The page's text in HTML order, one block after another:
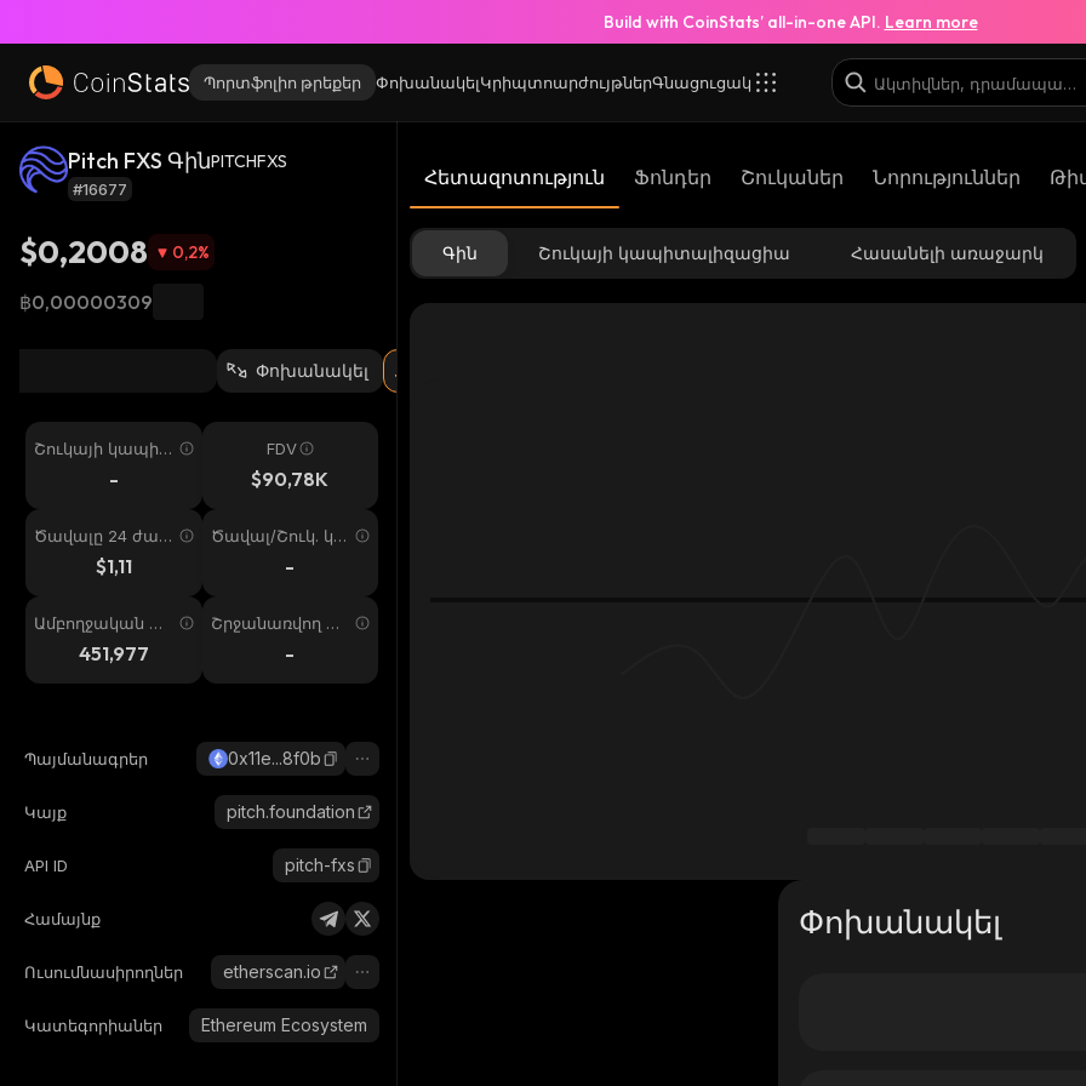
Build with CoinStats’ all-in-one API. Learn more
Պորտֆոլիո թրեքեր ՓոխանակելԿրիպտոարժույթներԳնացուցակ
Pitch FXS ԳինPITCHFXS
#16677
$0,2008 0,2%
฿0,00000309
Փոխանակել
Շուկայի կապիտ
-
FDV
$90,78K
Ծավալը 24 ժամ
$1,11
Ծավալ/Շուկ. կա
-
Ամբողջական առ
աջարկ451,977
Շրջանառվող առ
-
Պայմանագրեր 0x11e...8f0b
Կայք pitch.foundation
API ID pitch-fxs
Համայնք
Ուսումնասիրողներ etherscan.io
Կատեգորիաներ Ethereum Ecosystem
Հետազոտություն Ֆոնդեր Շուկաներ Նորություններ
Գին Շուկայի կապիտալիզացիա Հասանելի առաջարկ
Փոխանակել